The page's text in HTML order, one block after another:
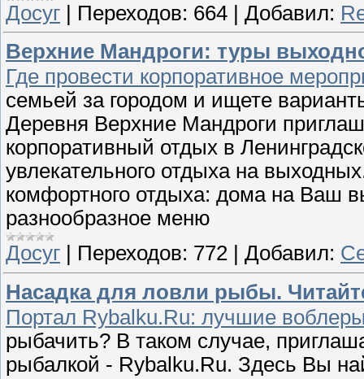
Досуг | Переходов: 664 | Добавил:
Верхние Мандроги: туры
Где провести корпоративное
семьей за городом и ищете
Деревня Верхние Мандроги
корпоративный отдых в
увлекательного отдыха на
комфортного отдыха: дома на Ваш
разнообразное меню
Досуг
Переходов: 772 Добавил:
Насадка для ловли рыбы.
Портал Rybalku.Ru: лучшие
рыбачить? В таком случае,
рыбалкой - Rybalku.Ru. Здесь Вы